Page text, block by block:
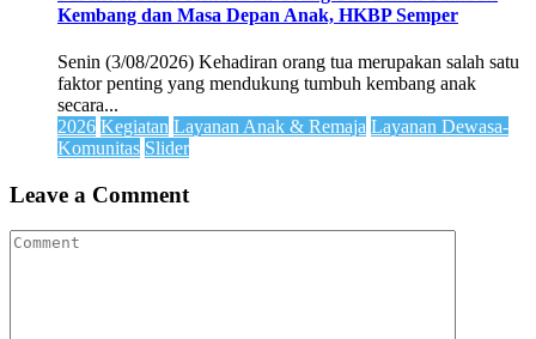
Kembang dan Masa Depan Anak, HKBP Semper
Senin (3/08/2026) Kehadiran orang tua merupakan salah satu
faktor penting yang mendukung tumbuh kembang anak
secara...
2026 Kegiatan Layanan Anak & Remaja Layanan Dewasa-
Komunitas Slider
Leave a Comment